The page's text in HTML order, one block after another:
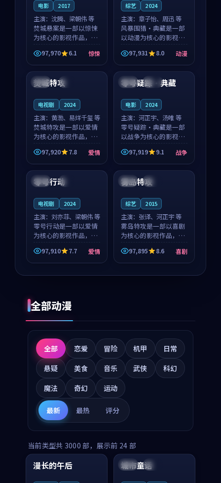
电影 2017
主演： 沈腾、梁朝伟 等
焚城悬案是一部以惊悚
为核心的影视作品，围
绕危机、反转与人物成
长展开，整体节奏紧
凑，值得推荐观看。
97,970 6.1 惊悚
综艺 2024
主演： 章子怡、周迅 等
风暴围猎·典藏是一部
以动漫为核心的影视作
品，围绕危机、反转与
人物成长展开，整体节
奏紧凑，值得推荐观
看。
97,931 8.0 动漫
英国 4K
焚城特攻
电视剧 2024
主演： 黄渤、易烊千玺 等
焚城特攻是一部以爱情
为核心的影视作品，围
绕危机、反转与人物成
长展开，整体节奏紧
凑，值得推荐观看。
97,920 7.8 爱情
法国 院线
零号疑踪·典藏
电影 2024
主演： 河正宇、汤唯 等
零号疑踪·典藏是一部
以战争为核心的影视作
品，围绕危机、反转与
人物成长展开，整体节
奏紧凑，值得推荐观
看。
97,919 9.1 战争
中国 4K
零号行动
电视剧 2024
主演： 刘亦菲、梁朝伟 等
零号行动是一部以爱情
为核心的影视作品，围
绕危机、反转与人物成
长展开，整体节奏紧
凑，值得推荐观看。
97,910 7.7 爱情
中国 高分
雾岛特攻
综艺 2015
主演： 张译、河正宇 等
雾岛特攻是一部以喜剧
为核心的影视作品，围
绕危机、反转与人物成
长展开，整体节奏紧
凑，值得推荐观看。
97,895 8.6 喜剧
全部动漫
全部 恋爱 冒险 机甲
日常
悬疑
美食 音乐 武侠
科幻
魔法
奇幻 运动
最新 最热 评分
当前类型共 3000 部，展示前 24 部
中国 高分
99:16
漫长的午后 美国 院线
城市童话